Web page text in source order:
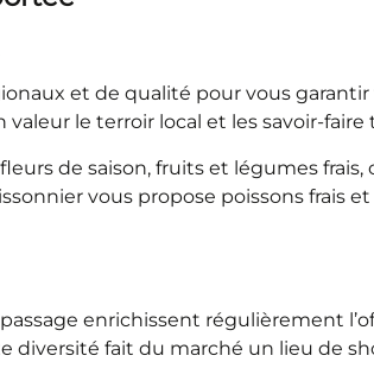
et de qualité pour vous
le terroir local et les savoir-faire
de saison, fruits et légumes
vous propose poissons frais
enrichissent régulièrement
diversité fait du marché un lieu de